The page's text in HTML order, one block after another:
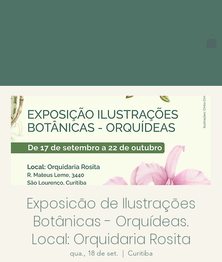
Exposicão de Ilustrações
Botânicas - Orquídeas.
Local: Orquidaria Rosita
qua., 18 de set. Curitiba